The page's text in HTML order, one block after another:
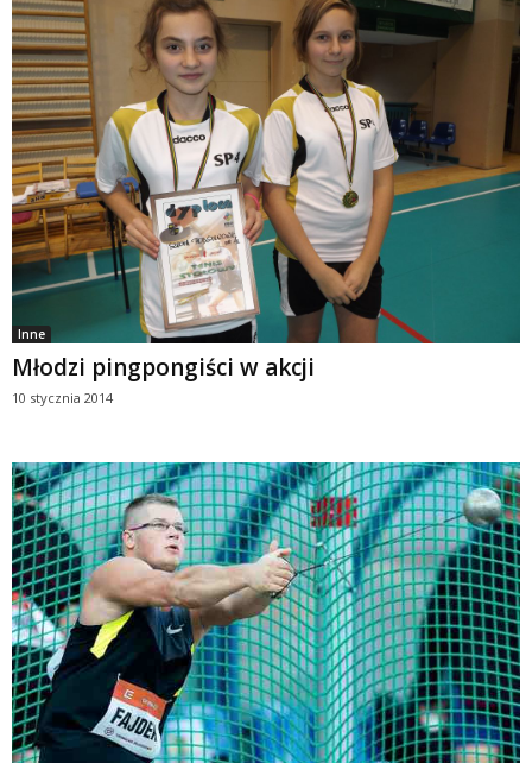
Inne
Młodzi pingpongiści w akcji
10 stycznia 2014